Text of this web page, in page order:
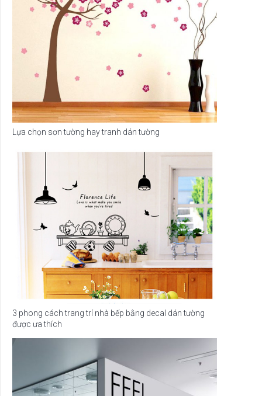
Lựa chọn sơn tường hay tranh dán tường
3 phong cách trang trí nhà bếp bằng decal dán tường
được ưa thích